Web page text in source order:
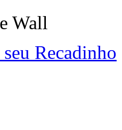
Wall
Recadinho